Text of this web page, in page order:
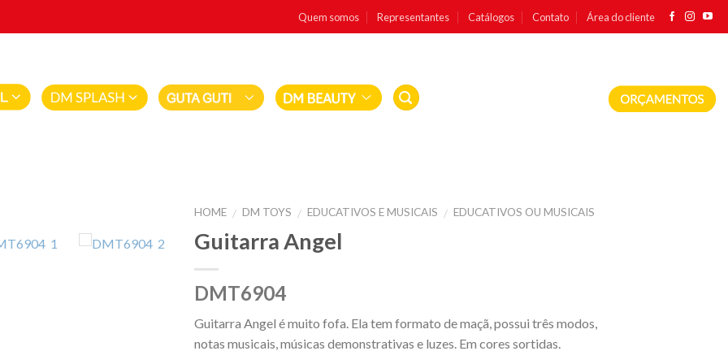
Quem somos Representantes Catálogos Contato Área do cliente
HOME / DM TOYS / EDUCATIVOS E MUSICAIS / EDUCATIVOS OU MUSICAIS
Guitarra Angel
DMT6904
Guitarra Angel é muito fofa. Ela tem formato de maçã, possui três modos,
notas musicais, músicas demonstrativas e luzes. Em cores sortidas.